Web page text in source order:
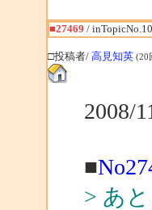
■27469 /
□投稿者/ 高見知英 (20
2008/
■
> あ